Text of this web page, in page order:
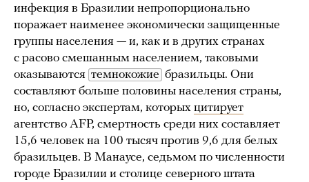
инфекция в Бразилии непропорционально
поражает наименее экономически защищенные
группы населения — и, как и в других странах
с расово смешанным населением, таковыми
оказываются темнокожие бразильцы. Они
составляют больше половины населения страны,
но, согласно экспертам, которых цитирует
агентство AFP, смертность среди них составляет
15,6 человек на 100 тысяч против 9,6 для белых
бразильцев. В Манаусе, седьмом по численности
городе Бразилии и столице северного штата